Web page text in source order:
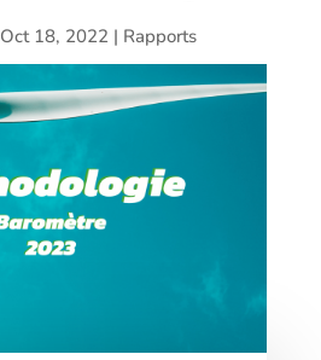
Oct 18, 2022 | Rapports